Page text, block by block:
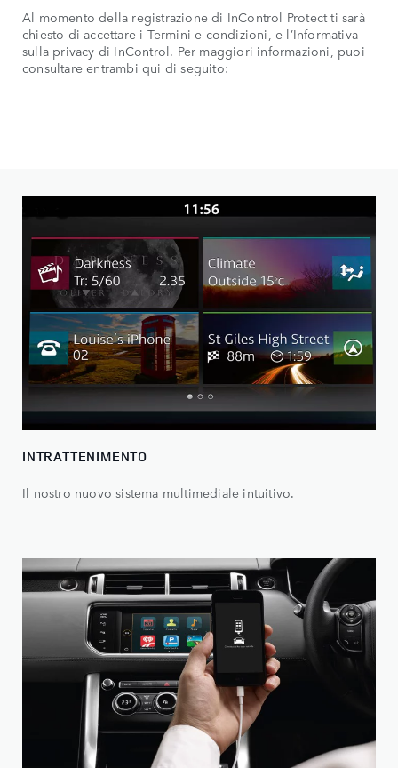
Al momento della registrazione di InControl Protect ti sarà
chiesto di accettare i Termini e condizioni, e l’Informativa
sulla privacy di InControl. Per maggiori informazioni, puoi
consultare entrambi qui di seguito:
INTRATTENIMENTO
Il nostro nuovo sistema multimediale intuitivo.